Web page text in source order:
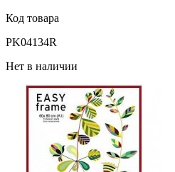
Код товара
PK04134R
Нет в наличии